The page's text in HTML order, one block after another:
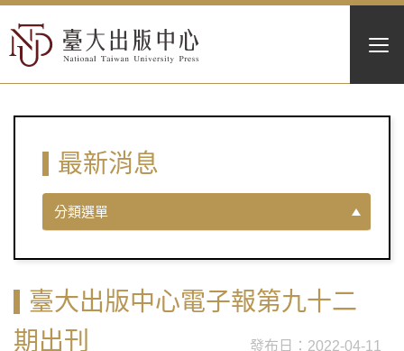
最新消息
分類選單
臺大出版中心電子報第九十二
期出刊
2022-04-11